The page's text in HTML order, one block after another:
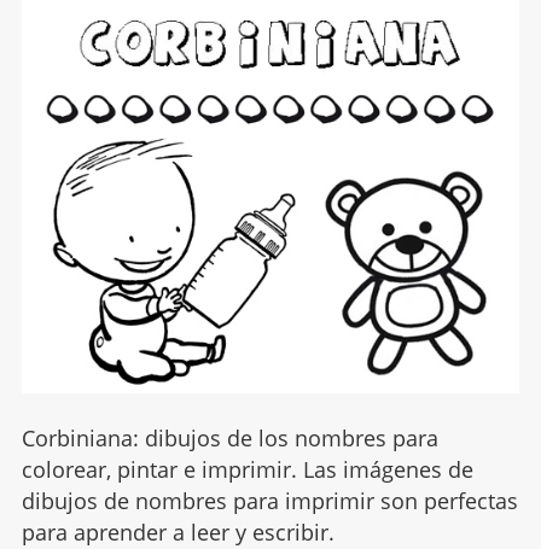
Corbiniana: dibujos de los nombres para
colorear, pintar e imprimir. Las imágenes de
dibujos de nombres para imprimir son perfectas
para aprender a leer y escribir.